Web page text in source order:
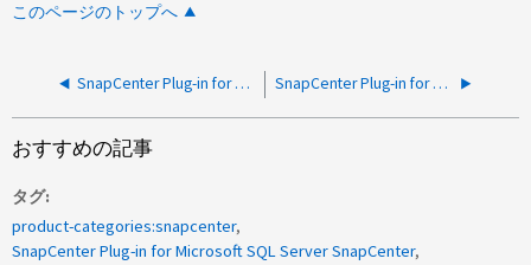
このページのトップへ
SnapCenter Plug-in for Oracleで削除時に一時ログとREDOログが削除されない SnapCenter Plug-in for Oracleのクローンが失敗して「Oracle home does not exist on host」というエラーが表示される
おすすめの記事
タグ
product-categories:snapcenter
SnapCenter Plug-in for Microsoft SQL Server SnapCenter